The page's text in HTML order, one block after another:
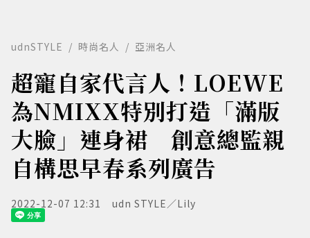
udnSTYLE 時尚名人 亞洲名人
超寵自家代言人！LOEWE
為NMIXX特別打造「滿版
大臉」連身裙 創意總監親
自構思早春系列廣告
2022-12-07 12:31 udn STYLE／Lily